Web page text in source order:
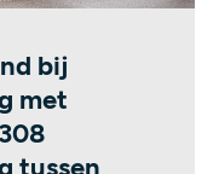
bij
met
tussen